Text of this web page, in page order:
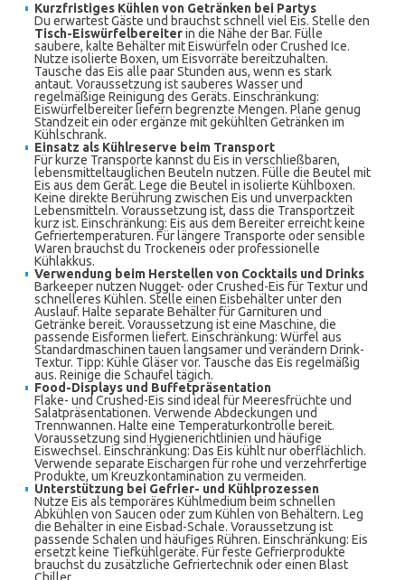
Kurzfristiges Kühlen von Getränken bei Partys
Du erwartest Gäste und brauchst schnell viel Eis. Stelle den
Tisch-Eiswürfelbereiterin die Nähe der Bar. Fülle
saubere, kalte Behälter mit Eiswürfeln oder Crushed Ice.
Nutze isolierte Boxen, um Eisvorräte bereitzuhalten.
Tausche das Eis alle paar Stunden aus, wenn es stark
antaut. Voraussetzung ist sauberes Wasser und
regelmäßige Reinigung des Geräts. Einschränkung:
Eiswürfelbereiter liefern begrenzte Mengen. Plane genug
Standzeit ein oder ergänze mit gekühlten Getränken im
Kühlschrank.
Einsatz als Kühlreserve beim Transport
Für kurze Transporte kannst du Eis in verschließbaren,
lebensmitteltauglichen Beuteln nutzen. Fülle die Beutel mit
Eis aus dem Gerät. Lege die Beutel in isolierte Kühlboxen.
Keine direkte Berührung zwischen Eis und unverpackten
Lebensmitteln. Voraussetzung ist, dass die Transportzeit
kurz ist. Einschränkung: Eis aus dem Bereiter erreicht keine
Gefriertemperaturen. Für längere Transporte oder sensible
Waren brauchst du Trockeneis oder professionelle
Kühlakkus.
Verwendung beim Herstellen von Cocktails und Drinks
Barkeeper nutzen Nugget- oder Crushed-Eis für Textur und
schnelleres Kühlen. Stelle einen Eisbehälter unter den
Auslauf. Halte separate Behälter für Garnituren und
Getränke bereit. Voraussetzung ist eine Maschine, die
passende Eisformen liefert. Einschränkung: Würfel aus
Standardmaschinen tauen langsamer und verändern Drink-
Textur. Tipp: Kühle Gläser vor. Tausche das Eis regelmäßig
aus. Reinige die Schaufel tägich.
Food-Displays und Buffetpräsentation
Flake- und Crushed-Eis sind ideal für Meeresfrüchte und
Salatpräsentationen. Verwende Abdeckungen und
Trennwannen. Halte eine Temperaturkontrolle bereit.
Voraussetzung sind Hygienerichtlinien und häufige
Eiswechsel. Einschränkung: Das Eis kühlt nur oberflächlich.
Verwende separate Eischargen für rohe und verzehrfertige
Produkte, um Kreuzkontamination zu vermeiden.
Unterstützung bei Gefrier- und Kühlprozessen
Nutze Eis als temporäres Kühlmedium beim schnellen
Abkühlen von Saucen oder zum Kühlen von Behältern. Leg
die Behälter in eine Eisbad-Schale. Voraussetzung ist
passende Schalen und häufiges Rühren. Einschränkung: Eis
ersetzt keine Tiefkühlgeräte. Für feste Gefrierprodukte
brauchst du zusätzliche Gefriertechnik oder einen Blast